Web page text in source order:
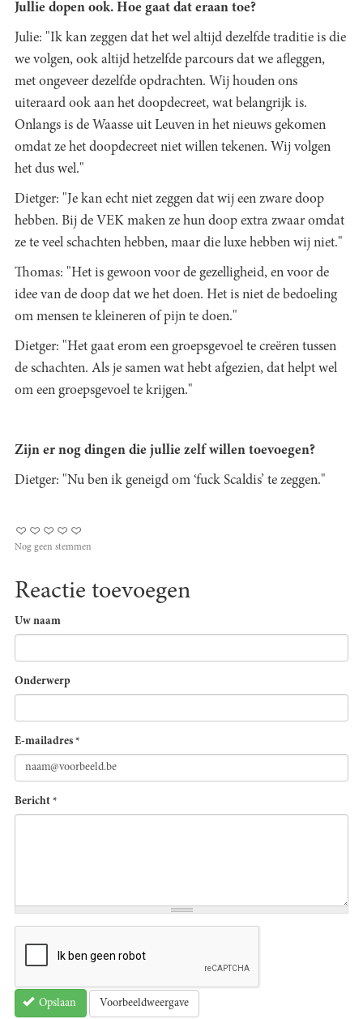
Jullie dopen ook. Hoe gaat dat eraan toe?
Julie: "Ik kan zeggen dat het wel altijd dezelfde traditie is die
we volgen, ook altijd hetzelfde parcours dat we afleggen,
met ongeveer dezelfde opdrachten. Wij houden ons
uiteraard ook aan het doopdecreet, wat belangrijk is.
Onlangs is de Waasse uit Leuven in het nieuws gekomen
omdat ze het doopdecreet niet willen tekenen. Wij volgen
het dus wel."
Dietger: "Je kan echt niet zeggen dat wij een zware doop
hebben. Bij de VEK maken ze hun doop extra zwaar omdat
ze te veel schachten hebben, maar die luxe hebben wij niet."
Thomas: "Het is gewoon voor de gezelligheid, en voor de
idee van de doop dat we het doen. Het is niet de bedoeling
om mensen te kleineren of pijn te doen."
Dietger: "Het gaat erom een groepsgevoel te creëren tussen
de schachten. Als je samen wat hebt afgezien, dat helpt wel
om een groepsgevoel te krijgen."
Zijn er nog dingen die jullie zelf willen toevoegen?
Dietger: "Nu ben ik geneigd om ‘fuck Scaldis’ te zeggen."
Nog geen stemmen
Reactie toevoegen
Uw naam
Onderwerp
E-mailadres *
Bericht *
Opslaan Voorbeeldweergave